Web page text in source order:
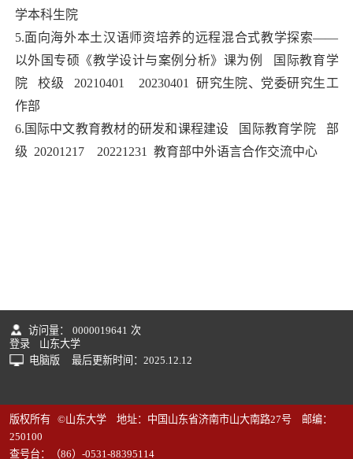
学本科生院
5.面向海外本土汉语师资培养的远程混合式教学探索——
以外国专硕《教学设计与案例分析》课为例 国际教育学
院 校级 20210401 20230401 研究生院、党委研究生工
作部
6.国际中文教育教材的研发和课程建设 国际教育学院 部
级 20201217 20221231 教育部中外语言合作交流中心
访问量： 0000019641 次
登录
山东大学
电脑版
最后更新时间： 2025 12 12
版权所有 ©山东大学 地址：中国山东省济南市山大南路27号 邮编：
250100
查号台：（86）-0531-88395114